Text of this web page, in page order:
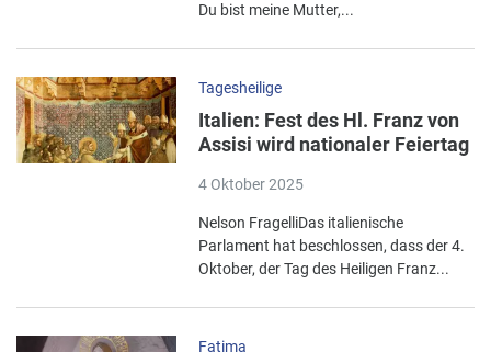
Du bist meine Mutter,...
Tagesheilige
Italien: Fest des Hl. Franz von
Assisi wird nationaler Feiertag
4 Oktober 2025
Nelson FragelliDas italienische
Parlament hat beschlossen, dass der 4.
Oktober, der Tag des Heiligen Franz...
Fatima